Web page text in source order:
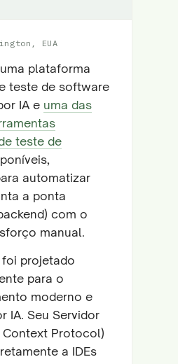
EUA
plataforma
teste de software
IA e uma das
teste de
automatizar
a ponta
com o
manual.
foi projetado
para o
moderno e
IA. Seu Servidor
Context Protocol)
a IDEs